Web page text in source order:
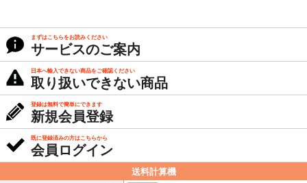
まずはこちらをお読みください
サービスのご案内
日本へ輸入できない商品をご確認ください
取り扱いできない商品
登録は無料で簡単にできます
新規会員登録
既に登録済みの方はこちらから
会員ログイン
送料計算機